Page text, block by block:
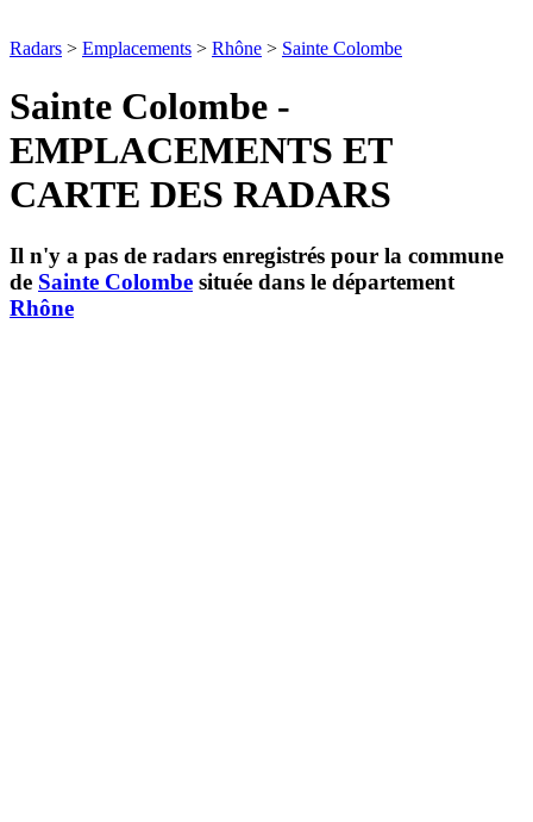
Radars > Emplacements > Rhône > Sainte Colombe
Sainte Colombe -
EMPLACEMENTS ET
CARTE DES RADARS
Il n'y a pas de radars enregistrés pour la commune
de Sainte Colombe située dans le département
Rhône